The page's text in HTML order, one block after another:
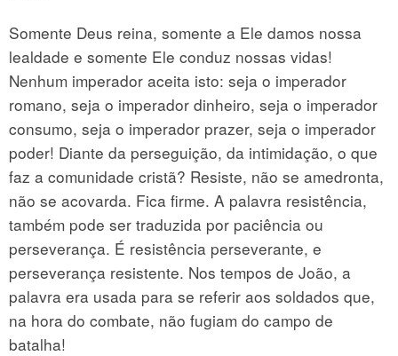
Somente Deus reina, somente a Ele damos nossa
lealdade e somente Ele conduz nossas vidas!
Nenhum imperador aceita isto: seja o imperador
romano, seja o imperador dinheiro, seja o imperador
consumo, seja o imperador prazer, seja o imperador
poder! Diante da perseguição, da intimidação, o que
faz a comunidade cristã? Resiste, não se amedronta,
não se acovarda. Fica firme. A palavra resistência,
também pode ser traduzida por paciência ou
perseverança. É resistência perseverante, e
perseverança resistente. Nos tempos de João, a
palavra era usada para se referir aos soldados que,
na hora do combate, não fugiam do campo de
batalha!